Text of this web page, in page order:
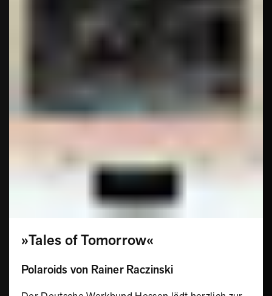
»Tales of Tomorrow«
Polaroids von Rainer Raczinski